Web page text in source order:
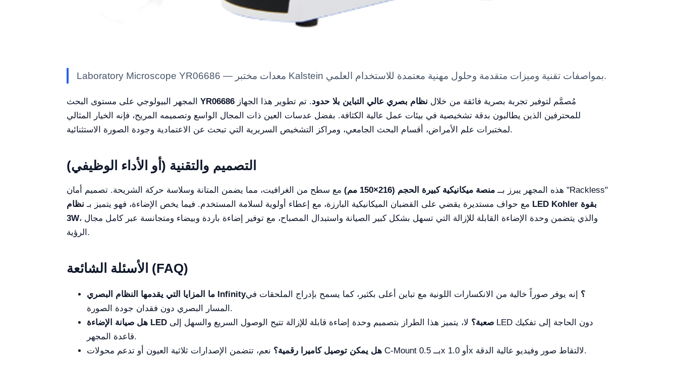
Laboratory Microscope YR06686 — معدات مختبر Kalstein بمواصفات تقنية وميزات متقدمة وحلول مهنية معتمدة للاستخدام العلمي.
YR06686 مُصمَّم لتوفير تجربة بصرية فائقة من خلال نظام بصري عالي التباين بلا حدود. تم تطوير هذا الجهاز
للمحترفين الذين يطالبون بدقة تشخيصية في بيئات عمل عالية الكثافة. بفضل عدسات العين ذات المجال الواسع وتصميمه المريح، فإنه الخيار المثالي
لمختبرات علم الأمراض، أقسام البحث الجامعي، ومراكز التشخيص السريرية التي تبحث عن الاعتمادية وجودة الصورة الاستثنائية.
التصميم والتقنية (أو الأداء الوظيفي)
هذه المجهر يبرز بــ منصة ميكانيكية كبيرة الحجم (216×150 مم)
مع سطح من الغرافيت، مما يضمن المتانة وسلاسة حركة الشريحة. تصميم أمان "Rackless"
مع حواف مستديرة يقضي على القضبان الميكانيكية البارزة، مع إعطاء أولوية لسلامة المستخدم. فيما يخص الإضاءة، فهو يتميز بـ نظام LED Kohler بقوة
3W، والذي يتضمن وحدة الإضاءة القابلة للإزالة التي تسهل بشكل كبير الصيانة واستبدال المصباح، مع توفير إضاءة باردة وبيضاء ومتجانسة عبر كامل مجال
الرؤية.
الأسئلة الشائعة (FAQ)
ما المزايا التي يقدمها النظام البصري Infinity؟ إنه يوفر صوراً خالية من الانكسارات اللونية مع تباين أعلى بكثير، كما يسمح بإدراج الملحقات في
المسار البصري دون فقدان جودة الصورة.
هل صيانة الإضاءة LED صعبة؟ لا، يتميز هذا الطراز بتصميم وحدة إضاءة قابلة للإزالة تتيح الوصول السريع والسهل إلى LED دون الحاجة إلى تفكيك
قاعدة المجهر.
هل يمكن توصيل كاميرا رقمية؟
نعم، تتضمن الإصدارات ثلاثية العيون أو تدعم محولات C-Mount بــ 0.5x أو 1.0x لالتقاط صور وفيديو عالية الدقة.